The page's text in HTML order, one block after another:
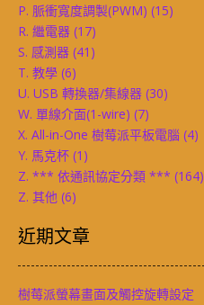
P. 脈衝寬度調製(PWM) (15)
R. 繼電器 (17)
S. 感測器 (41)
T. 教學 (6)
U. USB 轉換器/集線器 (30)
W. 單線介面(1-wire) (7)
X. All-in-One 樹莓派平板電腦 (4)
Y. 馬克杯 (1)
Z. *** 依通訊協定分類 *** (164)
Z. 其他 (6)
近期文章
樹莓派螢幕畫面及觸控旋轉設定